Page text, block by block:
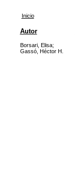
Inicio
Autor
Borsari, Elisa;
Gassó, Héctor H.